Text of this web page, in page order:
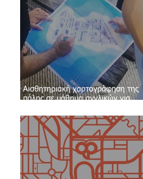
Αισθητηριακή χαρτογράφηση της
πόλης σε μάθημα αγγλικών για